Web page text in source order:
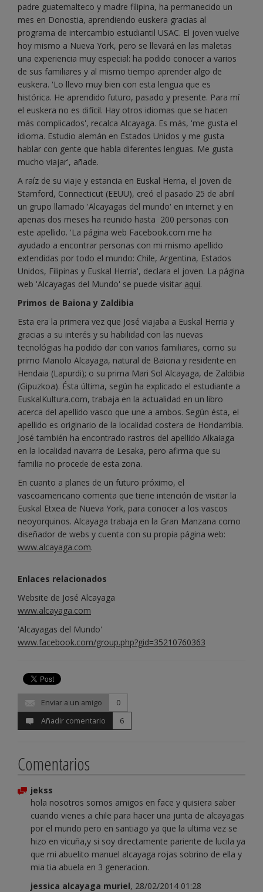
padre guatemalteco y madre filipina, ha permanecido un
mes en Donostia, aprendiendo euskera gracias al
programa de intercambio estudiantil USAC. El joven vuelve
hoy mismo a Nueva York, pero se llevará en las maletas
una experiencia muy especial: ha podido conocer a varios
de sus familiares y al mismo tiempo aprender algo de
euskera. 'Lo llevo muy bien con esta lengua que es
histórica. He aprendido futuro, pasado y presente. Para mí
el euskera no es difícil. Hay otros idiomas que se hacen
más complicados', recalca Alcayaga. Es más, 'me gusta el
idioma. Estudio alemán en Estados Unidos y me gusta
hablar con gente que habla diferentes lenguas. Me gusta
mucho viajar', añade.
A raíz de su viaje y estancia en Euskal Herria, el joven de
Stamford, Connecticut (EEUU), creó el pasado 25 de abril
un grupo llamado 'Alcayagas del mundo' en internet y en
apenas dos meses ha reunido hasta 200 personas con
este apellido. 'La página web Facebook.com me ha
ayudado a encontrar personas con mi mismo apellido
extendidas por todo el mundo: Chile, Argentina, Estados
Unidos, Filipinas y Euskal Herria', declara el joven. La página
web 'Alcayagas del Mundo' se puede visitar aquí.
Primos de Baiona y Zaldibia
Esta era la primera vez que José viajaba a Euskal Herria y
gracias a su interés y su habilidad con las nuevas
tecnológias ha podido dar con varios familiares, como su
primo Manolo Alcayaga, natural de Baiona y residente en
Hendaia (Lapurdi); o su prima Mari Sol Alcayaga, de Zaldibia
(Gipuzkoa). Ésta última, según ha explicado el estudiante a
EuskalKultura.com, trabaja en la actualidad en un libro
acerca del apellido vasco que une a ambos. Según ésta, el
apellido es originario de la localidad costera de Hondarribia.
José también ha encontrado rastros del apellido Alkaiaga
en la localidad navarra de Lesaka, pero afirma que su
familia no procede de esta zona.
En cuanto a planes de un futuro próximo, el
vascoamericano comenta que tiene intención de visitar la
Euskal Etxea de Nueva York, para conocer a los vascos
neoyorquinos. Alcayaga trabaja en la Gran Manzana como
diseñador de webs y cuenta con su propia página web:
www.alcayaga.com.
Enlaces relacionados
Website de José Alcayaga
www.alcayaga.com
'Alcayagas del Mundo'
www.facebook.com/group.php?gid=35210760363
Enviar a un amigo
0
Añadir comentario
6
Comentarios
jekss
hola nosotros somos amigos en face y quisiera saber
cuando vienes a chile para hacer una junta de alcayagas
por el mundo pero en santiago ya que la ultima vez se
hizo en vicuña,y si soy directamente pariente de lucila ya
que mi abuelito manuel alcayaga rojas sobrino de ella y
mia tia abuela en 3 generacion.
jessica alcayaga muriel, 28/02/2014 01:28